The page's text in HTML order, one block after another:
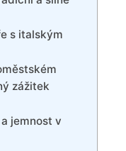
s italským
zážitek
jemnost‌ v